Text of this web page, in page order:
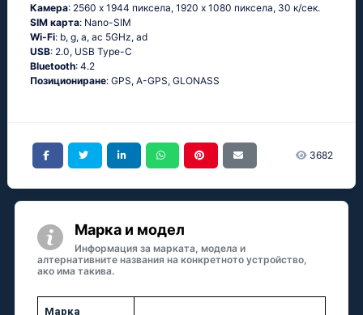
Камера: 2560 x 1944 пиксела, 1920 x 1080 пиксела, 30 к/сек.
SIM карта: Nano-SIM
Wi-Fi: b, g, а, ас 5GНz, аd
USB: 2.0, USB Type-C
Bluetooth: 4.2
Позициониране: GРS, А-GРS, GLОΝАSS
3682
Марка и модел
Информация за марката, модела и
алтернативните названия на конкретното устройство,
ако има такива.
Марка